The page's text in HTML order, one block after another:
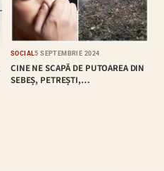
SOCIAL5 SEPTEMBRIE 2024
CINE NE SCAPĂ DE PUTOAREA DIN
SEBEȘ, PETREȘTI,…